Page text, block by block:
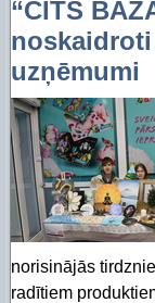
“CITS
uzņēmumi
norisinājās
radītiem